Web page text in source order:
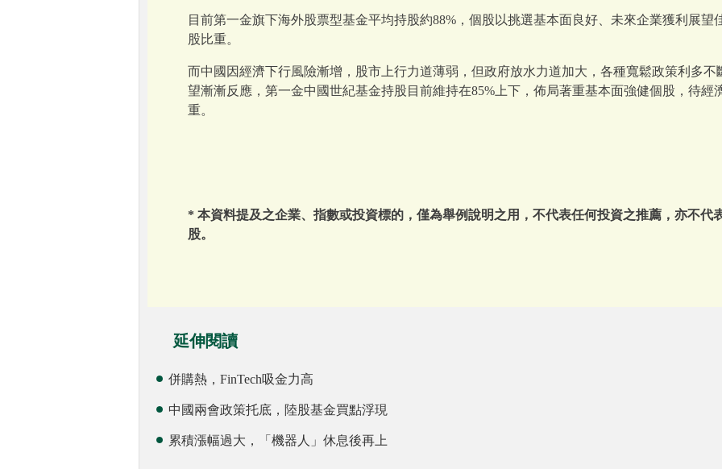
目前第一金旗下海外股票型基金平均持股約88%，個股以挑選基本面良好、未來企業獲利展望
股比重。
而中國因經濟下行風險漸增，股市上行力道薄弱，但政府放水力道加大，各種寬鬆政策利多
望漸漸反應，第一金中國世紀基金持股目前維持在85%上下，佈局著重基本面強健個股，待經
重。
* 本資料提及之企業、指數或投資標的，僅為舉例說明之用，不代表任何投資之推薦，亦不代
股。
延伸閱讀
併購熱，FinTech吸金力高
中國兩會政策托底，陸股基金買點浮現
累積漲幅過大，「機器人」休息後再上